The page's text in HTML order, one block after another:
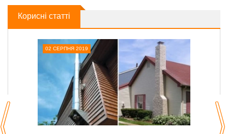
Корисні статті
02 СЕРПНЯ 2019